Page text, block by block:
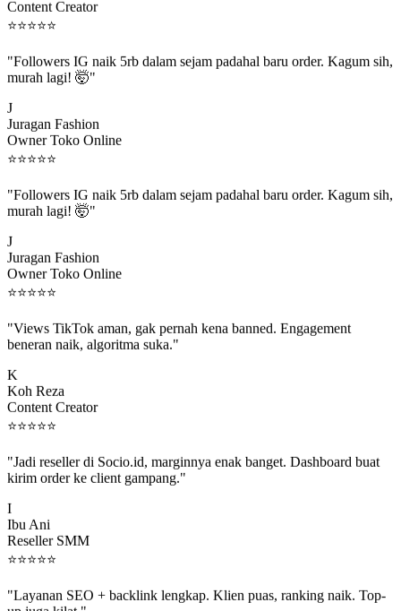
⭐⭐⭐⭐⭐
murah lagi! 🤯"
Juragan Fashion
Owner Toko Online
⭐⭐⭐⭐⭐
murah lagi! 🤯"
Juragan Fashion
Owner Toko Online
⭐⭐⭐⭐⭐
beneran naik, algoritma suka."
Koh Reza
Content Creator
⭐⭐⭐⭐⭐
kirim order ke client gampang."
Ibu Ani
Reseller SMM
⭐⭐⭐⭐⭐
up juga kilat."